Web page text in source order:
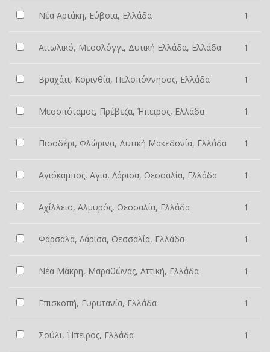
Νέα Αρτάκη, Εύβοια, Ελλάδα 1
Αιτωλικό, Μεσολόγγι, Δυτική Ελλάδα, Ελλάδα 1
Βραχάτι, Κορινθία, Πελοπόννησος, Ελλάδα 1
Μεσοπόταμος, Πρέβεζα, Ήπειρος, Ελλάδα 1
Πισοδέρι, Φλώρινα, Δυτική Μακεδονία, Ελλάδα 1
Αγιόκαμπος, Αγιά, Λάρισα, Θεσσαλία, Ελλάδα 1
Αχίλλειο, Αλμυρός, Θεσσαλία, Ελλάδα 1
Φάρσαλα, Λάρισα, Θεσσαλία, Ελλάδα 1
Νέα Μάκρη, Μαραθώνας, Αττική, Ελλάδα 1
Επισκοπή, Ευρυτανία, Ελλάδα 1
Σούλι, Ήπειρος, Ελλάδα 1